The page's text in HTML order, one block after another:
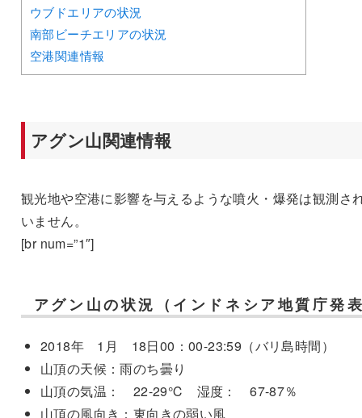
ウブドエリアの状況
南部ビーチエリアの状況
空港関連情報
アグン山関連情報
観光地や空港に影響を与えるような噴火・爆発は観測さ
いません。
[br num=”1″]
アグン山の状況（インドネシア地質庁発
2018年 1月 18日00：00-23:59（バリ島時間）
山頂の天候：雨のち曇り
山頂の気温： 22-29℃ 湿度： 67-87％
山頂の風向き：東向きの弱い風